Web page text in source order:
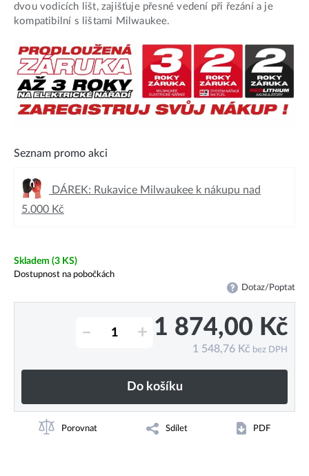
dvou vodicích lišt, zajišťuje přesné vedení při řezání a je
kompatibilní s lištami Milwaukee.
Seznam promo akci
DÁREK: Rukavice Milwaukee k nákupu nad
5.000 Kč
Skladem (3 KS)
Dostupnost na pobočkách
Dotaz/Poptat
– + 1 874,00 Kč
1 548,76 Kč bez DPH
Do košíku
Porovnat Sdílet PDF